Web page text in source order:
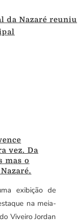
da Nazaré reuniu
vez. Da
mas o
exibição de
na meia-
Viveiro Jordan